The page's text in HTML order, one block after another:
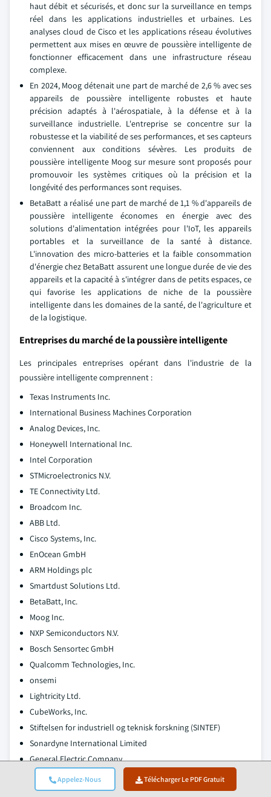
Appelez-Nous Télécharger Le PDF Gratuit
haut débit et sécurisés, et donc sur la surveillance en temps
réel dans les applications industrielles et urbaines. Les
analyses cloud de Cisco et les applications réseau évolutives
permettent aux mises en œuvre de poussière intelligente de
fonctionner efficacement dans une infrastructure réseau
complexe.
En 2024, Moog détenait une part de marché de 2,6 % avec ses
appareils de poussière intelligente robustes et haute
précision adaptés à l'aérospatiale, à la défense et à la
surveillance industrielle. L'entreprise se concentre sur la
robustesse et la viabilité de ses performances, et ses capteurs
conviennent aux conditions sévères. Les produits de
poussière intelligente Moog sur mesure sont proposés pour
promouvoir les systèmes critiques où la précision et la
longévité des performances sont requises.
BetaBatt a réalisé une part de marché de 1,1 % d'appareils de
poussière intelligente économes en énergie avec des
solutions d'alimentation intégrées pour l'IoT, les appareils
portables et la surveillance de la santé à distance.
L'innovation des micro-batteries et la faible consommation
d'énergie chez BetaBatt assurent une longue durée de vie des
appareils et la capacité à s'intégrer dans de petits espaces, ce
qui favorise les applications de niche de la poussière
intelligente dans les domaines de la santé, de l'agriculture et
de la logistique.
Entreprises du marché de la poussière intelligente
Les principales entreprises opérant dans l'industrie de la
poussière intelligente comprennent :
Texas Instruments Inc.
International Business Machines Corporation
Analog Devices, Inc.
Honeywell International Inc.
Intel Corporation
STMicroelectronics N.V.
TE Connectivity Ltd.
Broadcom Inc.
ABB Ltd.
Cisco Systems, Inc.
EnOcean GmbH
ARM Holdings plc
Smartdust Solutions Ltd.
BetaBatt, Inc.
Moog Inc.
NXP Semiconductors N.V.
Bosch Sensortec GmbH
Qualcomm Technologies, Inc.
onsemi
Lightricity Ltd.
CubeWorks, Inc.
Stiftelsen for industriell og teknisk forskning (SINTEF)
Sonardyne International Limited
General Electric Company
Hitachi, Ltd.